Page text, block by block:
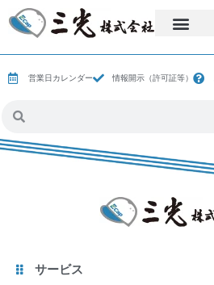
営業日カレンダー 情報開示（許可証等）
サービス